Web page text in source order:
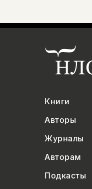
Книги
Авторы
Журналы
Авторам
Подкасты